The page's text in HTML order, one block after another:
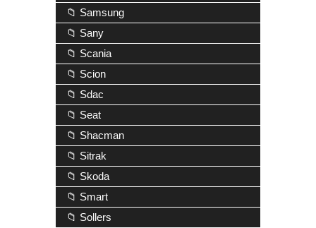
📁 Samsung
📁 Sany
📁 Scania
📁 Scion
📁 Sdac
📁 Seat
📁 Shacman
📁 Sitrak
📁 Skoda
📁 Smart
📁 Sollers